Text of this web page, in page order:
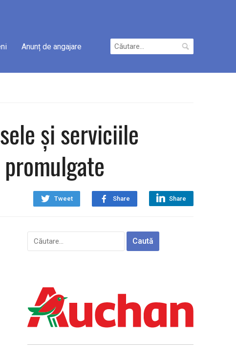
Anunț de angajare
Caută
după:
și serviciile
Tweet Share Share
Caută
după: